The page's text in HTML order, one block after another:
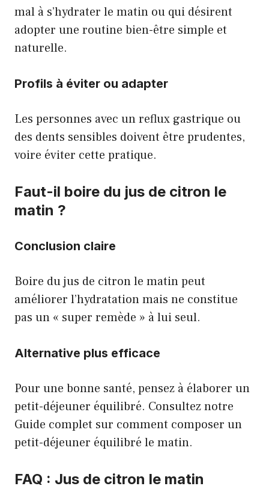
mal à s’hydrater le matin ou qui désirent
adopter une routine bien-être simple et
naturelle.
Profils à éviter ou adapter
Les personnes avec un reflux gastrique ou
des dents sensibles doivent être prudentes,
voire éviter cette pratique.
Faut-il boire du jus de citron le
matin ?
Conclusion claire
Boire du jus de citron le matin peut
améliorer l’hydratation mais ne constitue
pas un « super remède » à lui seul.
Alternative plus efficace
Pour une bonne santé, pensez à élaborer un
petit-déjeuner équilibré. Consultez notre
Guide complet sur comment composer un
petit-déjeuner équilibré le matin.
FAQ : Jus de citron le matin